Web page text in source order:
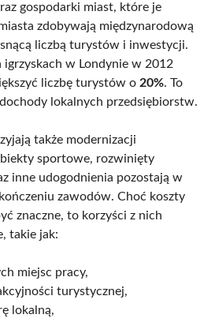
gospodarki miast, które je
zdobywają międzynarodową
liczbą turystów i inwestycji.
igrzyskach w Londynie w 2012
liczbę turystów o 20%. To
lokalnych przedsiębiorstw.
także modernizacji
sportowe, rozwinięty
inne udogodnienia pozostają w
zawodów. Choć koszty
znaczne, to korzyści z nich
takie jak:
miejsc pracy,
turystycznej,
lokalną,